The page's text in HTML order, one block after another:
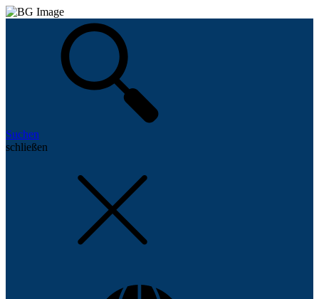
Suchen
schließen